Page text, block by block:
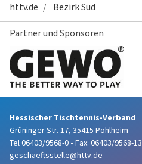
httv.de Bezirk Süd
Partner und Sponsoren
Hessischer Tischtennis-Verband
Grüninger Str. 17, 35415 Pohlheim
Tel 06403/9568-0 • Fax: 06403/9568-13
geschaeftsstelle@httv.de